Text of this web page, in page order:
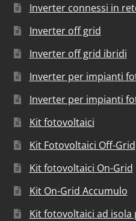
Inverter connessi in
Inverter off grid
Inverter off grid ibridi
Inverter per impianti
Inverter per impianti
Kit fotovoltaici
Kit Fotovoltaici Off-Grid
Kit fotovoltaici On-Grid
Kit On-Grid Accumulo
Kit fotovoltaici ad isola